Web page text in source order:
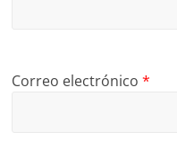
Correo electrónico*